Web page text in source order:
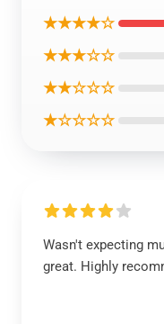
★★★★☆
★★★☆☆
★★☆☆☆
★☆☆☆☆
Wasn't expecting
great. Highly